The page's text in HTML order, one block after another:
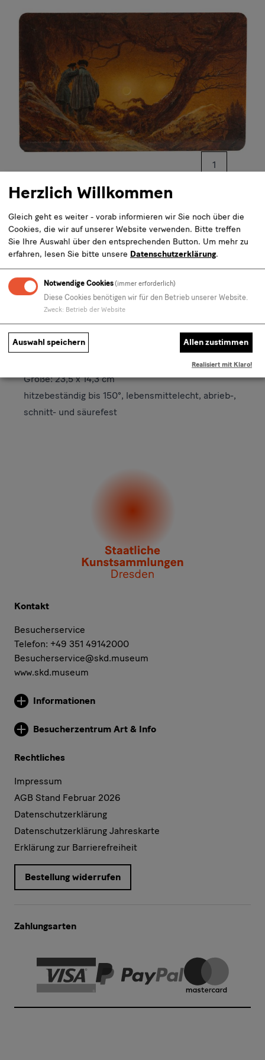
10,00 €
exkl.Versandkosten
Zwei Männer in Betrachtung des Mondes (1819/20)
Caspar David Friedrich | Maler
Albertinum
Jeder Kauf unterstützt das Museum!
Anzahl
* Pflichtfelder
In den Warenkorb
Größe: 23,5 x 14,3 cm
hitzebeständig bis 150°, lebensmittelecht, abrieb-,
schnitt- und säurefest
Kontakt
Besucherservice
Telefon: +49 351 49142000
Besucherservice@skd.museum
www.skd.museum
Weitere Informationen
Informationen
Weitere Informationen
Besucherzentrum Art & Info
Rechtliches
Impressum
AGB Stand Februar 2026
Datenschutzerklärung
Datenschutzerklärung Jahreskarte
Erklärung zur Barrierefreiheit
Bestellung widerrufen
Zahlungsarten
Herzlich Willkommen
Gleich geht es weiter - vorab informieren wir Sie noch über die
Cookies, die wir auf unserer Website verwenden. Bitte treffen
Sie Ihre Auswahl über den entsprechenden Button. Um mehr zu
erfahren, lesen Sie bitte unsere Datenschutzerklärung.
Notwendige Cookies(immer erforderlich)
Diese Cookies benötigen wir für den Betrieb unserer Website.
Zweck: Betrieb der Website
Auswahl speichern Allen zustimmen
Realisiert mit Klaro!